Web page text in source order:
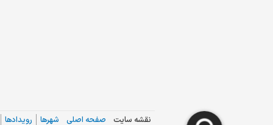
نقشه سایت صفحه اصلی شهرها رویدادها